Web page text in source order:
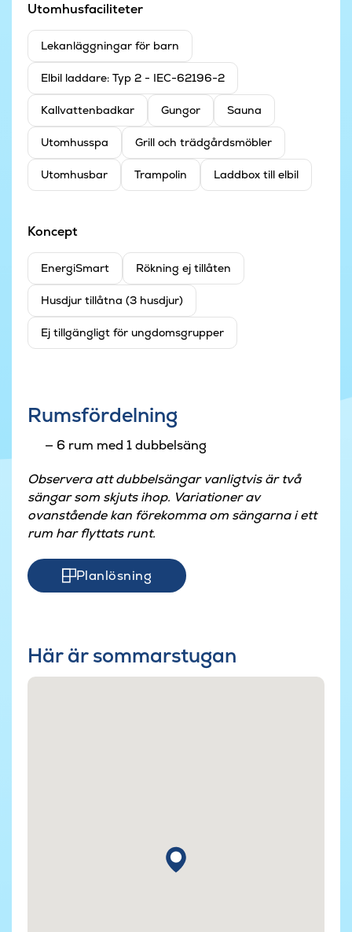
Utomhusfaciliteter
Lekanläggningar för barn
Elbil laddare: Typ 2 - IEC-62196-2
Kallvattenbadkar Gungor Sauna
Utomhusspa Grill och trädgårdsmöbler
Utomhusbar Trampolin Laddbox till elbil
Koncept
EnergiSmart Rökning ej tillåten
Husdjur tillåtna (3 husdjur)
Ej tillgängligt för ungdomsgrupper
Rumsfördelning
6 rum med 1 dubbelsäng
Observera att dubbelsängar vanligtvis är två
sängar som skjuts ihop. Variationer av
ovanstående kan förekomma om sängarna i ett
rum har flyttats runt.
Planlösning
Här är sommarstugan